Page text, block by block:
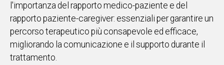
l'importanza del rapporto medico-paziente e del
rapporto paziente-caregiver: essenziali per garantire un
percorso terapeutico più consapevole ed efficace,
migliorando la comunicazione e il supporto durante il
trattamento.